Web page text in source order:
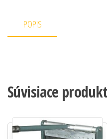
POPIS
Súvisiace